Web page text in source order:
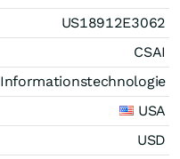
US18912E3062
CSAI
Informationstechnologie
USA
USD